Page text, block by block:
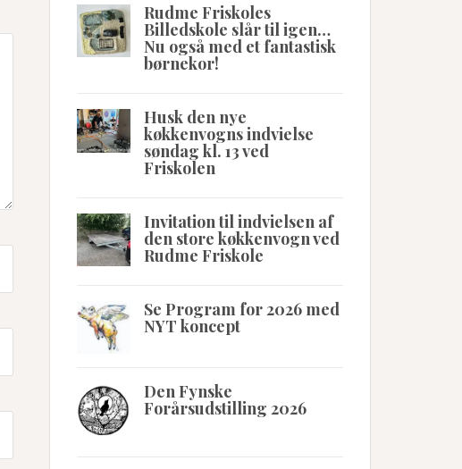
Rudme Friskoles
Billedskole slår til igen…
Nu også med et fantastisk
børnekor!
Husk den nye
køkkenvogns indvielse
søndag kl. 13 ved
Friskolen
Invitation til indvielsen af
den store køkkenvogn ved
Rudme Friskole
Se Program for 2026 med
NYT koncept
Den Fynske
Forårsudstilling 2026